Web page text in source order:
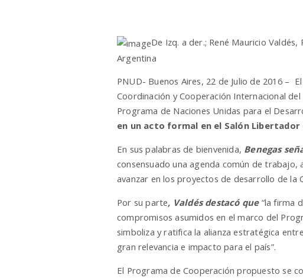
De Izq. a der.; René Mauricio
Argentina
PNUD- Buenos Aires, 22 de Julio de 2016 –
Coordinación y Cooperación Internacional
Programa de Naciones Unidas para el
en un acto formal en el Salón Libertador
En sus palabras de bienvenida, Benegas
consensuado una agenda común de
avanzar en los proyectos de desarrollo de la
Por su parte, Valdés destacó que “la firma
compromisos asumidos en el marco del
simboliza y ratifica la alianza estratégica
gran relevancia e impacto para el país”.
El Programa de Cooperación propuesto se